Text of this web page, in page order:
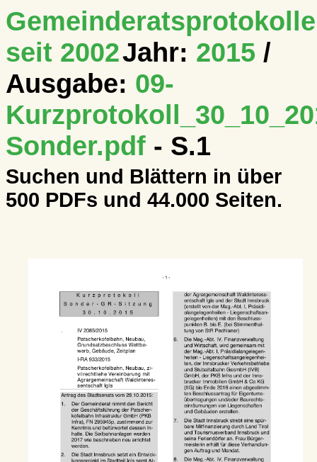
Gemeinderatsprotokolle
seit 2002Jahr: 2015 /
Ausgabe: 09-
Sonder.pdf - S.1
Suchen und Blättern in über
500 PDFs und 44.000 Seiten.